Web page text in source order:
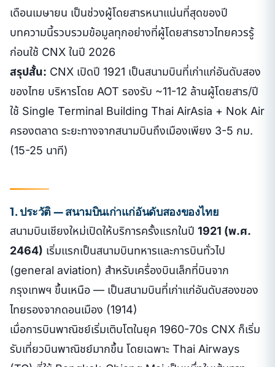
เดือนเมษายน เป็นช่วงผู้โดยสารหนาแน่นที่สุดของปี
บทความนี้รวบรวมข้อมูลทุกอย่างที่ผู้โดยสารชาวไทยควรรู้
ก่อนใช้ CNX ในปี 2026
สรุปสั้น: CNX เปิดปี 1921 เป็นสนามบินที่เก่าแก่อันดับสอง
ของไทย บริหารโดย AOT รองรับ ~11-12 ล้านผู้โดยสาร/ปี
ใช้ Single Terminal Building Thai AirAsia + Nok Air
ครองตลาด ระยะทางจากสนามบินถึงเมืองเพียง 3-5 กม.
(15-25 นาที)
1. ประวัติ — สนามบินเก่าแก่อันดับสองของไทย
สนามบินเชียงใหม่เปิดให้บริการครั้งแรกในปี 1921 (พ.ศ.
2464) เริ่มแรกเป็นสนามบินทหารและการบินทั่วไป
(general aviation) สำหรับเครื่องบินเล็กที่บินจาก
กรุงเทพฯ ขึ้นเหนือ — เป็นสนามบินที่เก่าแก่อันดับสองของ
ไทยรองจากดอนเมือง (1914)
เมื่อการบินพาณิชย์เริ่มเติบโตในยุค 1960-70s CNX ก็เริ่ม
รับเที่ยวบินพาณิชย์มากขึ้น โดยเฉพาะ Thai Airways